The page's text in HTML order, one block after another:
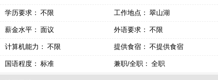
学历要求： 不限 工作地点： 翠山湖
薪金水平： 面议 外语要求： 不限
计算机能力： 不限 提供食宿： 不提供食宿
国语程度： 标准 兼职/全职： 全职